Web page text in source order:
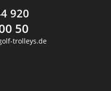
920
50
trolleys.de